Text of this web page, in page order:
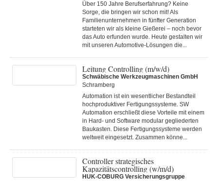
Über 150 Jahre Berufserfahrung? Keine
Sorge, die bringen wir schon mit! Als
Familienunternehmen in fünfter Generation
starteten wir als kleine Gießerei – noch bevor
das Auto erfunden wurde. Heute gestalten wir
mit unseren Automotive-Lösungen die...
Leitung Controlling (m/w/d)
Schwäbische Werkzeugmaschinen GmbH
Schramberg
Automation ist ein wesentlicher Bestandteil
hochproduktiver Fertigungssysteme. SW
Automation erschließt diese Vorteile mit einem
in Hard- und Software modular gegliederten
Baukasten. Diese Fertigungs­systeme werden
weltweit eingesetzt. Zusammen könne...
Controller strategisches
Kapazitätscontrolling (w/m/d)
HUK-COBURG Versicherungsgruppe